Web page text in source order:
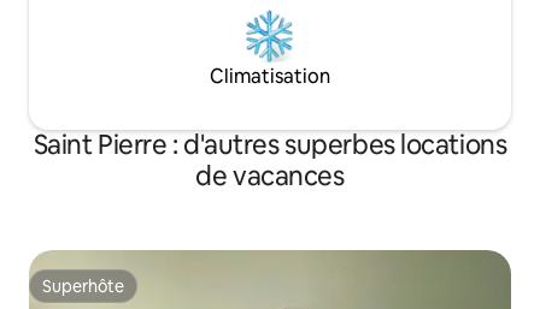
Climatisation
Saint Pierre : d'autres superbes locations
de vacances
Superhôte
Superhôte